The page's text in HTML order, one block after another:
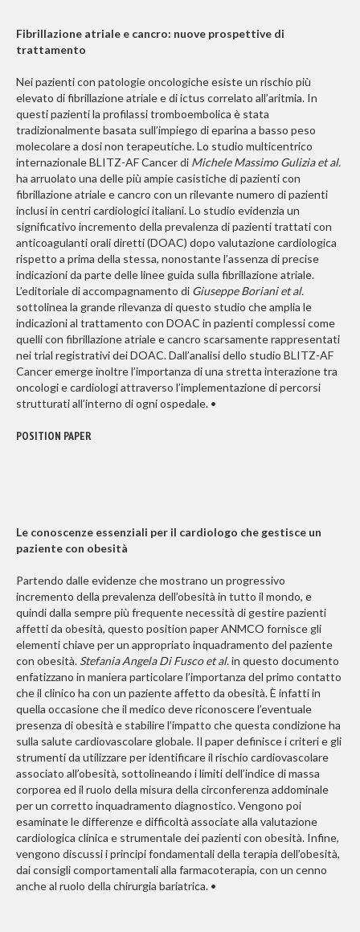
Fibrillazione atriale e cancro: nuove prospettive di
trattamento
Nei pazienti con patologie oncologiche esiste un rischio più
elevato di fibrillazione atriale e di ictus correlato all’aritmia. In
questi pazienti la profilassi tromboembolica è stata
tradizionalmente basata sull’impiego di eparina a basso peso
molecolare a dosi non terapeutiche. Lo studio multicentrico
internazionale BLITZ-AF Cancer di Michele Massimo Gulizia et al.
ha arruolato una delle più ampie casistiche di pazienti con
fibrillazione atriale e cancro con un rilevante numero di pazienti
inclusi in centri cardiologici italiani. Lo studio evidenzia un
significativo incremento della prevalenza di pazienti trattati con
anticoagulanti orali diretti (DOAC) dopo valutazione cardiologica
rispetto a prima della stessa, nonostante l’assenza di precise
indicazioni da parte delle linee guida sulla fibrillazione atriale.
L’editoriale di accompagnamento di Giuseppe Boriani et al.
sottolinea la grande rilevanza di questo studio che amplia le
indicazioni al trattamento con DOAC in pazienti complessi come
quelli con fibrillazione atriale e cancro scarsamente rappresentati
nei trial registrativi dei DOAC. Dall’analisi dello studio BLITZ-AF
Cancer emerge inoltre l’importanza di una stretta interazione tra
oncologi e cardiologi attraverso l’implementazione di percorsi
strutturati all’interno di ogni ospedale. •
POSITION PAPER
Le conoscenze essenziali per il cardiologo che gestisce un
paziente con obesità
Partendo dalle evidenze che mostrano un progressivo
incremento della prevalenza dell’obesità in tutto il mondo, e
quindi dalla sempre più frequente necessità di gestire pazienti
affetti da obesità, questo position paper ANMCO fornisce gli
elementi chiave per un appropriato inquadramento del paziente
con obesità. Stefania Angela Di Fusco et al.in questo documento
enfatizzano in maniera particolare l’importanza del primo contatto
che il clinico ha con un paziente affetto da obesità. È infatti in
quella occasione che il medico deve riconoscere l’eventuale
presenza di obesità e stabilire l’impatto che questa condizione ha
sulla salute cardiovascolare globale. Il paper definisce i criteri e gli
strumenti da utilizzare per identificare il rischio cardiovascolare
associato all’obesità, sottolineando i limiti dell’indice di massa
corporea ed il ruolo della misura della circonferenza addominale
per un corretto inquadramento diagnostico. Vengono poi
esaminate le differenze e difficoltà associate alla valutazione
cardiologica clinica e strumentale dei pazienti con obesità. Infine,
vengono discussi i principi fondamentali della terapia dell’obesità,
dai consigli comportamentali alla farmacoterapia, con un cenno
anche al ruolo della chirurgia bariatrica. •